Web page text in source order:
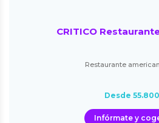
CRITICO
Restaurante
Desde
Infórmate y